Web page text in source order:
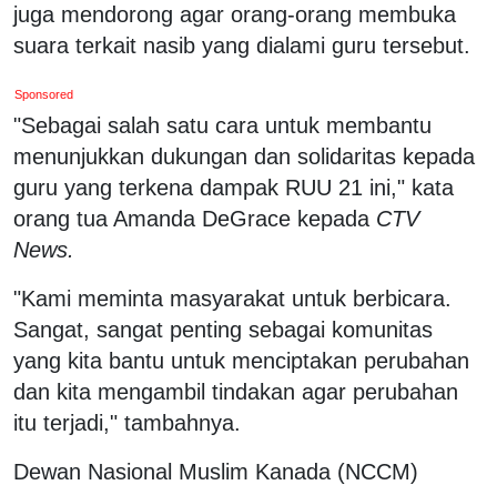
juga mendorong agar orang-orang membuka
suara terkait nasib yang dialami guru tersebut.
Sponsored
"Sebagai salah satu cara untuk membantu
menunjukkan dukungan dan solidaritas kepada
guru yang terkena dampak RUU 21 ini," kata
orang tua Amanda DeGrace kepada CTV
News.
"Kami meminta masyarakat untuk berbicara.
Sangat, sangat penting sebagai komunitas
yang kita bantu untuk menciptakan perubahan
dan kita mengambil tindakan agar perubahan
itu terjadi," tambahnya.
Dewan Nasional Muslim Kanada (NCCM)